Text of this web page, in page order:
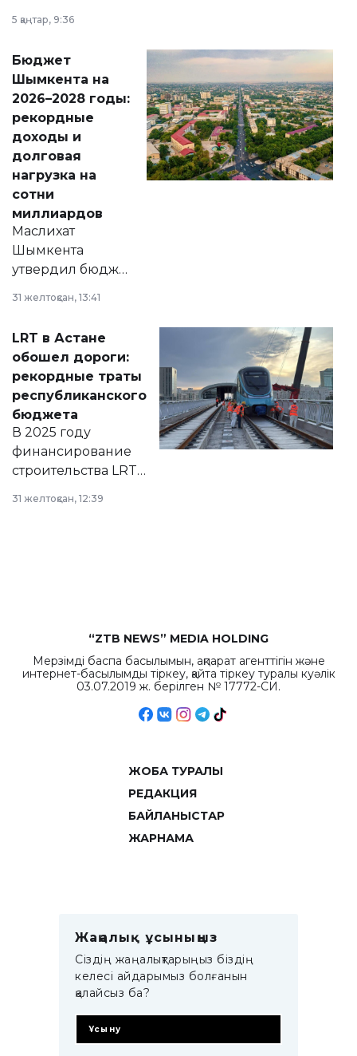
принести
народу
Венесуэлы.
5 қаңтар, 9:36
Бюджет
Шымкента на
2026–2028 годы:
рекордные
доходы и
долговая
нагрузка на
сотни
миллиардов
Маслихат
Шымкента
утвердил бюджет
2028 годы.
документ
появился в базе
нормативных
правовых актов и
на сайте маслихат
города.
31 желтоқсан, 13:41
LRT в Астане
обошел дороги:
рекордные траты
республиканского
бюджета
В 2025 году
финансирование
строительства LRT
республиканского
31 желтоқсан, 12:39
“ZTB NEWS” MEDIA HOLDING
Мерзімді баспа басылымын, ақпарат агенттігін және
интернет-басылымды тіркеу, қайта тіркеу туралы куәлік
03.07.2019 ж. берілген № 17772-СИ.
ЖОБА ТУРАЛЫ
РЕДАКЦИЯ
БАЙЛАНЫСТАР
ЖАРНАМА
Жаңалық ұсыныңыз
Сіздің жаңалықтарыңыз біздің
келесі айдарымыз болғанын
қалайсыз ба?
Ұсыну